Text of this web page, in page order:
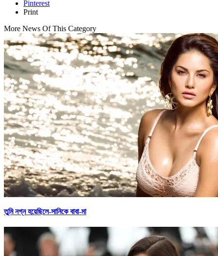
Pinterest
Print
More News Of This Category
তুমি নগ্ন হয়েছিলে-সানিকে বাবা-মা